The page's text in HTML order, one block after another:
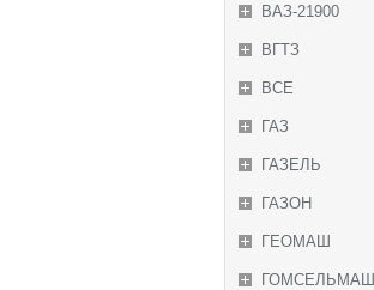
ВАЗ-21900
ВГТЗ
ВСЕ
ГАЗ
ГАЗЕЛЬ
ГАЗОН
ГЕОМАШ
ГОМСЕЛЬМАШ